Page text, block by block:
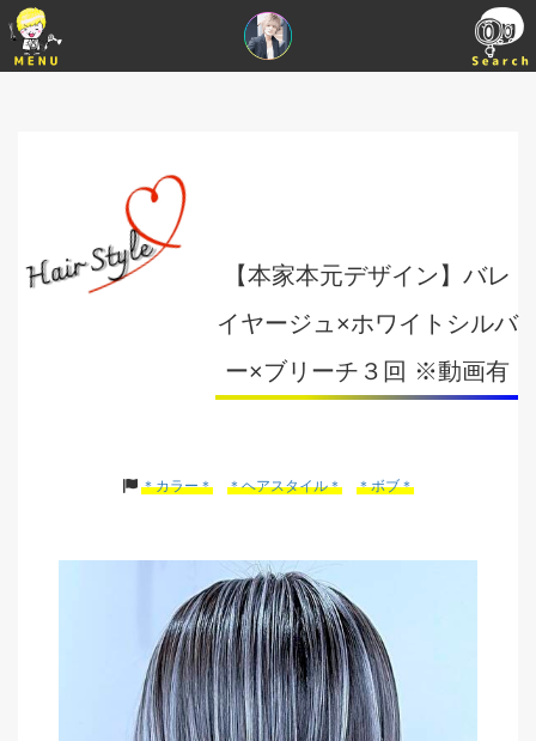
【本家本元デザイン】バレ
イヤージュ×ホワイトシルバ
ー×ブリーチ３回 ※動画有
＊カラー＊ ＊ヘアスタイル＊ ＊ボブ＊